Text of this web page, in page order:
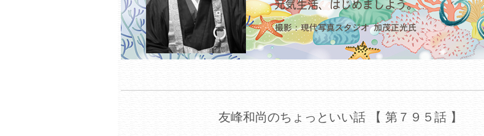
友峰和尚のちょっといい話 【 第７９５話 】